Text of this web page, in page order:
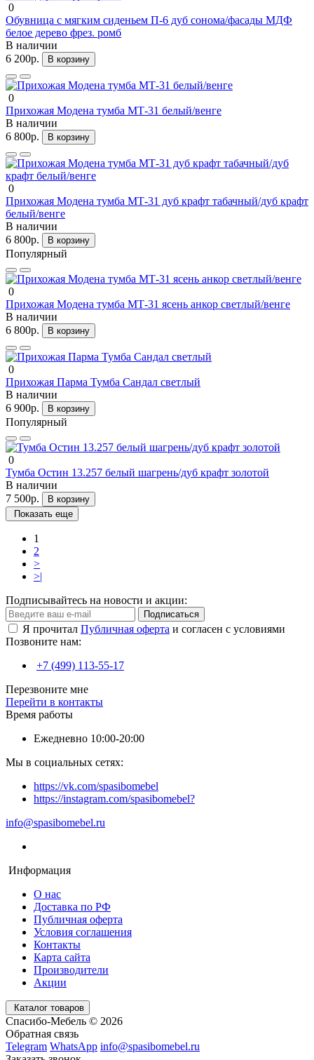
0
Обувница с мягким сиденьем П-6 дуб сонома/фасады МДФ
белое дерево фрез. ромб
В наличии
6 200р.
В корзину
0
Прихожая Модена тумба МТ-31 белый/венге
В наличии
6 800р.
В корзину
0
Прихожая Модена тумба МТ-31 дуб крафт табачный/дуб крафт
белый/венге
В наличии
6 800р.
В корзину
Популярный
0
Прихожая Модена тумба МТ-31 ясень анкор светлый/венге
В наличии
6 800р.
В корзину
0
Прихожая Парма Тумба Сандал светлый
В наличии
6 900р.
В корзину
Популярный
0
Тумба Остин 13.257 белый шагрень/дуб крафт золотой
В наличии
7 500р.
В корзину
Показать еще
1
2
>
>|
Подписывайтесь на новости и акции:
Подписаться
Я прочитал Публичная оферта и согласен с условиями
Позвоните нам:
+7 (499) 113-55-17
Перезвоните мне
Перейти в контакты
Время работы
Ежедневно 10:00-20:00
Мы в социальных сетях:
https://vk.com/spasibomebel
https://instagram.com/spasibomebel?
info@spasibomebel.ru
Информация
О нас
Доставка по РФ
Публичная оферта
Условия соглашения
Контакты
Карта сайта
Производители
Акции
Каталог товаров
Спасибо-Мебель © 2026
Обратная связь
Telegram WhatsApp info@spasibomebel.ru